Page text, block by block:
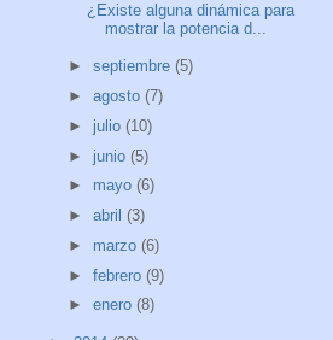
¿Existe alguna dinámica para
mostrar la potencia d...
► septiembre (5)
► agosto (7)
► julio (10)
► junio (5)
► mayo (6)
► abril (3)
► marzo (6)
► febrero (9)
► enero (8)